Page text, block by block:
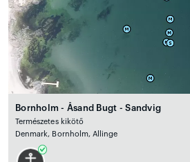
Bornholm - Åsand Bugt - Sandvig
Természetes kikötő
Denmark, Bornholm, Allinge